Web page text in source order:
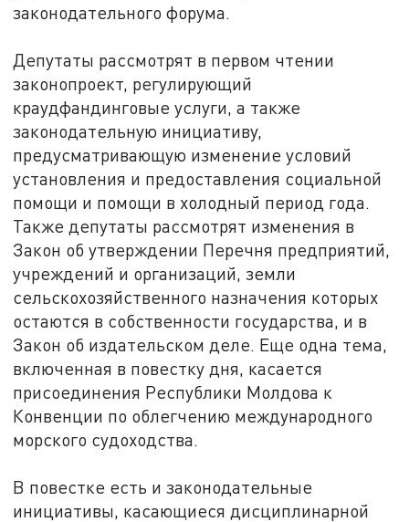
законодательного форума.
Депутаты рассмотрят в первом чтении
законопроект, регулирующий
краудфандинговые услуги, а также
законодательную инициативу,
предусматривающую изменение условий
установления и предоставления социальной
помощи и помощи в холодный период года.
Также депутаты рассмотрят изменения в
Закон об утверждении Перечня предприятий,
учреждений и организаций, земли
сельскохозяйственного назначения которых
остаются в собственности государства, и в
Закон об издательском деле. Еще одна тема,
включенная в повестку дня, касается
присоединения Республики Молдова к
Конвенции по облегчению международного
морского судоходства.
В повестке есть и законодательные
инициативы, касающиеся дисциплинарной